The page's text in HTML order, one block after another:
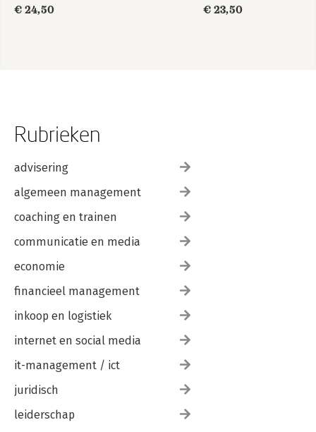
€ 24,50
€ 23,50
Rubrieken
advisering
algemeen management
coaching en trainen
communicatie en media
economie
financieel management
inkoop en logistiek
internet en social media
it-management / ict
juridisch
leiderschap